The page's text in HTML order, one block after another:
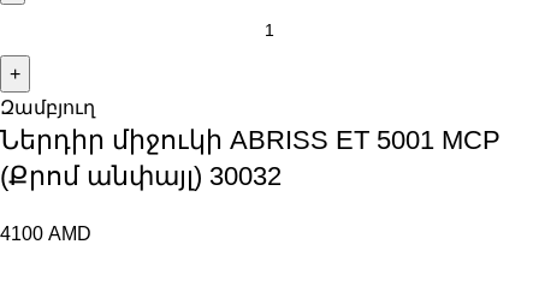
Զամբյուղ
Ներդիր միջուկի ABRISS ET 5001 MCP
(Քրոմ անփայլ) 30032
4100 AMD